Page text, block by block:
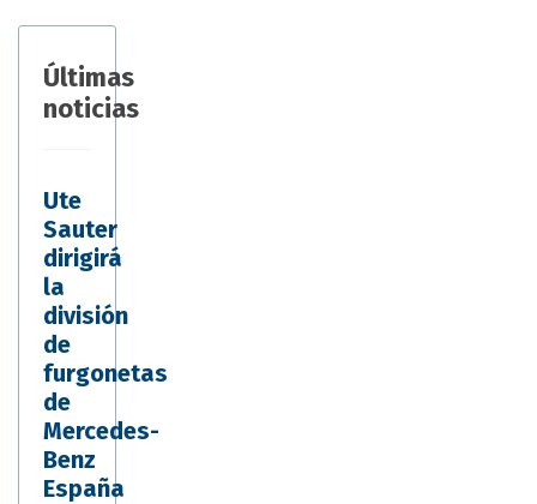
Últimas
noticias
Ute
Sauter
dirigirá
la
división
de
furgonetas
de
Mercedes-
Benz
España